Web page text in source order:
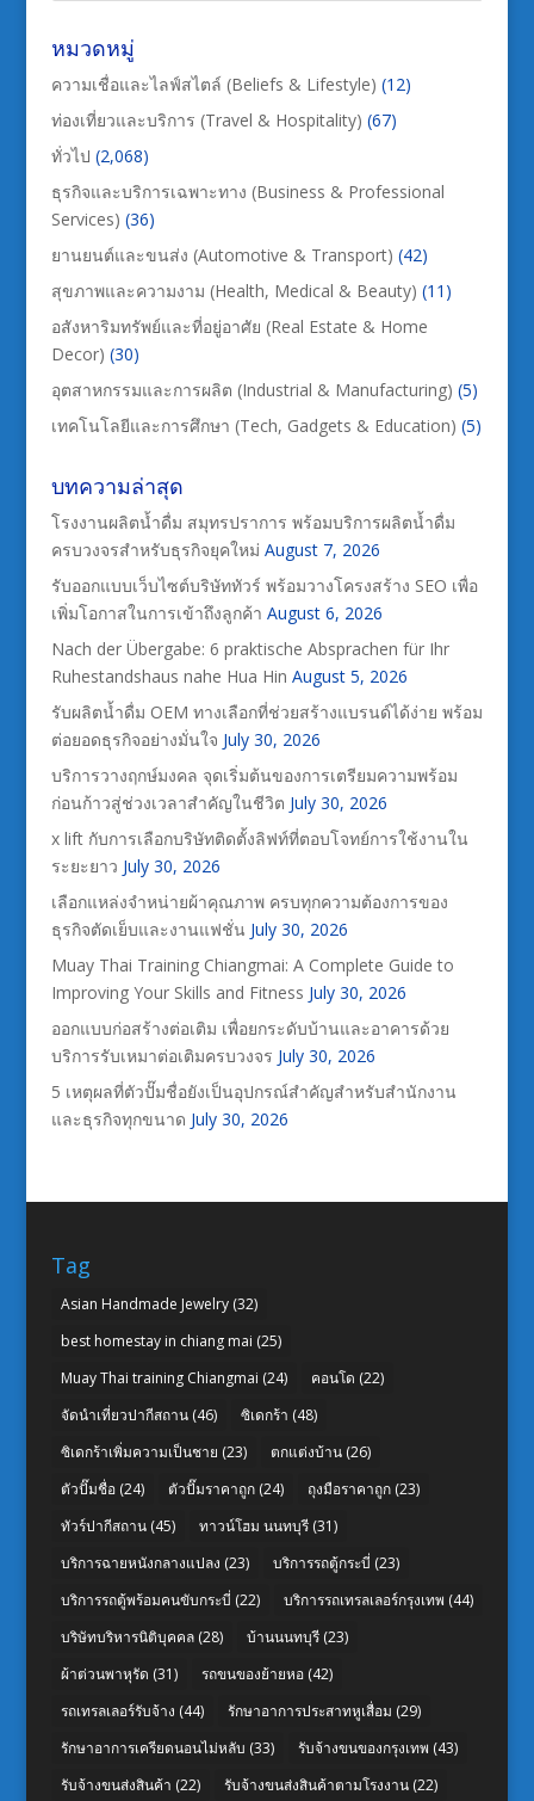
หมวดหมู่
ความเชื่อและไลฟ์สไตล์ (Beliefs & Lifestyle) (12)
ท่องเที่ยวและบริการ (Travel & Hospitality) (67)
ทั่วไป (2,068)
ธุรกิจและบริการเฉพาะทาง (Business & Professional
Services) (36)
ยานยนต์และขนส่ง (Automotive & Transport) (42)
สุขภาพและความงาม (Health, Medical & Beauty) (11)
อสังหาริมทรัพย์และที่อยู่อาศัย (Real Estate & Home
Decor) (30)
อุตสาหกรรมและการผลิต (Industrial & Manufacturing) (5)
เทคโนโลยีและการศึกษา (Tech, Gadgets & Education) (5)
บทความล่าสุด
โรงงานผลิตน้ำดื่ม สมุทรปราการ พร้อมบริการผลิตน้ำดื่ม
ครบวงจรสำหรับธุรกิจยุคใหม่ August 7, 2026
รับออกแบบเว็บไซต์บริษัททัวร์ พร้อมวางโครงสร้าง SEO เพื่อ
เพิ่มโอกาสในการเข้าถึงลูกค้า August 6, 2026
Nach der Übergabe: 6 praktische Absprachen für Ihr
Ruhestandshaus nahe Hua Hin August 5, 2026
รับผลิตน้ำดื่ม OEM ทางเลือกที่ช่วยสร้างแบรนด์ได้ง่าย พร้อม
ต่อยอดธุรกิจอย่างมั่นใจ July 30, 2026
บริการวางฤกษ์มงคล จุดเริ่มต้นของการเตรียมความพร้อม
ก่อนก้าวสู่ช่วงเวลาสำคัญในชีวิต July 30, 2026
x lift กับการเลือกบริษัทติดตั้งลิฟท์ที่ตอบโจทย์การใช้งานใน
ระยะยาว July 30, 2026
เลือกแหล่งจำหน่ายผ้าคุณภาพ ครบทุกความต้องการของ
ธุรกิจตัดเย็บและงานแฟชั่น July 30, 2026
Muay Thai Training Chiangmai: A Complete Guide to
Improving Your Skills and Fitness July 30, 2026
ออกแบบก่อสร้างต่อเติม เพื่อยกระดับบ้านและอาคารด้วย
บริการรับเหมาต่อเติมครบวงจร July 30, 2026
5 เหตุผลที่ตัวปั๊มชื่อยังเป็นอุปกรณ์สำคัญสำหรับสำนักงาน
และธุรกิจทุกขนาด July 30, 2026
Tag
Asian Handmade Jewelry(32)
best homestay in chiang mai (25)
Muay Thai training Chiangmai (24) คอนโด (22)
จัดนำเที่ยวปากีสถาน(46) ซิเดกร้า (48)
ซิเดกร้าเพิ่มความเป็นชาย (23) ตกแต่งบ้าน(26)
ตัวปั๊มชื่อ(24) ตัวปั๊มราคาถูก(24) ถุงมือราคาถูก(23)
ทัวร์ปากีสถาน(45) ทาวน์โฮม นนทบุรี(31)
บริการฉายหนังกลางแปลง (23) บริการรถตู้กระบี่ (23)
บริการรถตู้พร้อมคนขับกระบี่ (22) บริการรถเทรลเลอร์กรุงเทพ (44)
บริษัทบริหารนิติบุคคล(28) บ้านนนทบุรี(23)
ผ้าต่วนพาหุรัด (31) รถขนของย้ายหอ(42)
รถเทรลเลอร์รับจ้าง (44) รักษาอาการประสาทหูเสื่อม (29)
รักษาอาการเครียดนอนไม่หลับ (33) รับจ้างขนของกรุงเทพ (43)
รับจ้างขนส่งสินค้า (22) รับจ้างขนส่งสินค้าตามโรงงาน(22)